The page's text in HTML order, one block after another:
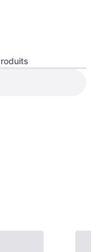
Pour Pierre 230 V